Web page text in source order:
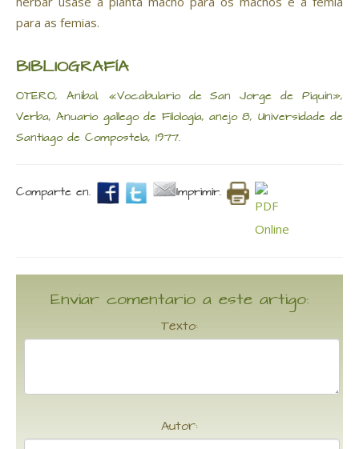
para as femias.
BIBLIOGRAFÍA
OTERO, Anibal, «Vocabulario de San Jorge de Piquín»,
Verba, Anuario gallego de Filología, anejo 8, Universidade de
Santiago de Compostela, 1977.
Comparte en. Imprimir.
Enviar comentario a este artigo:
Texto:
Autor: